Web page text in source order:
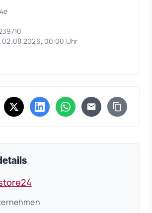
02.08.2026, 00:00 Uhr
in neuem Tab)
(öffnet in neuem Tab)
(öffnet in neuem Tab)
(öffnet in neuem Tab)